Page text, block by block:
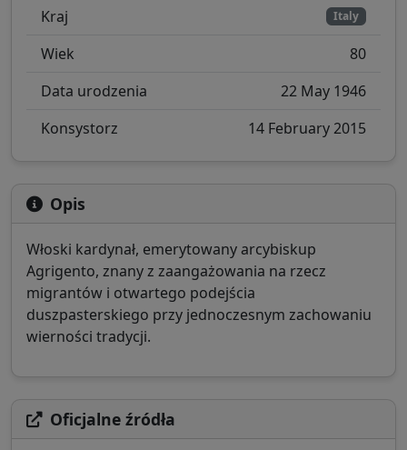
Kraj Italy
Wiek
80
Data urodzenia
22 May 1946
Konsystorz
14 February 2015
Opis
Włoski kardynał, emerytowany arcybiskup
Agrigento, znany z zaangażowania na rzecz
migrantów i otwartego podejścia
duszpasterskiego przy jednoczesnym zachowaniu
wierności tradycji.
Oficjalne źródła